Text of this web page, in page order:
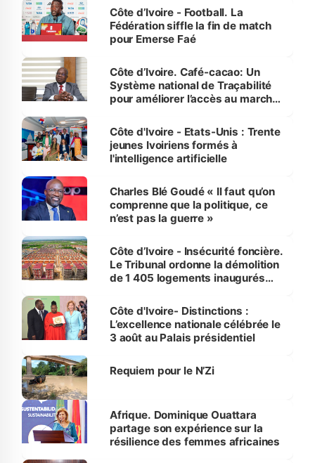
Côte d’Ivoire - Football. La
Fédération siffle la fin de match
pour Emerse Faé
Côte d’Ivoire. Café-cacao: Un
Système national de Traçabilité
pour améliorer l’accès au marché
Côte d'Ivoire - Etats-Unis : Trente
jeunes Ivoiriens formés à
l'intelligence artificielle
Charles Blé Goudé « Il faut qu’on
comprenne que la politique, ce
n’est pas la guerre »
Côte d’Ivoire - Insécurité foncière.
Le Tribunal ordonne la démolition
de 1 405 logements inaugurés
Bassam
Côte d'Ivoire- Distinctions :
L’excellence nationale célébrée le
3 août au Palais présidentiel
Requiem pour le N’Zi
Afrique. Dominique Ouattara
partage son expérience sur la
résilience des femmes africaines